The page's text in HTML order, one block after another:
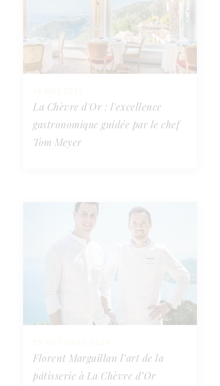
La Chèvre d'Or : l'excellence
gastronomique guidée par le chef
Tom Meyer
Florent Margaillan l’art de la
pâtisserie à La Chèvre d’Or